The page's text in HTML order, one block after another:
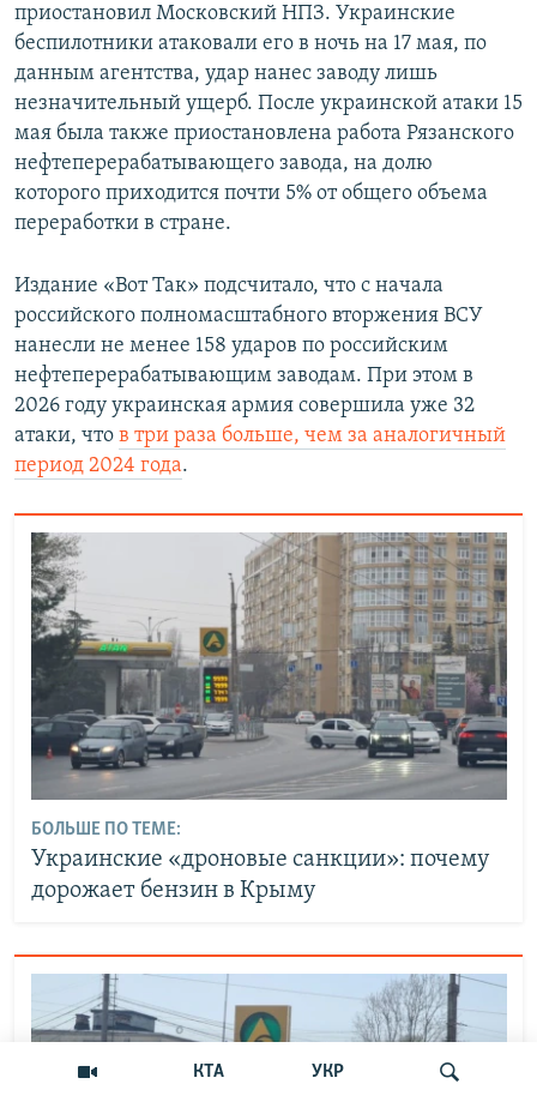
КТА УКР
приостановил Московский НПЗ. Украинские
беспилотники атаковали его в ночь на 17 мая, по
данным агентства, удар нанес заводу лишь
незначительный ущерб. После украинской атаки 15
мая была также приостановлена работа Рязанского
нефтеперерабатывающего завода, на долю
которого приходится почти 5% от общего объема
переработки в стране.
Издание «Вот Так» подсчитало, что с начала
российского полномасштабного вторжения ВСУ
нанесли не менее 158 ударов по российским
нефтеперерабатывающим заводам. При этом в
2026 году украинская армия совершила уже 32
атаки, что в три раза больше, чем за аналогичный
период 2024 года.
БОЛЬШЕ ПО ТЕМЕ:
Украинские «дроновые санкции»: почему
дорожает бензин в Крыму